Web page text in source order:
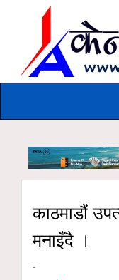
काठमाडौं
मनाइँदै ।
-